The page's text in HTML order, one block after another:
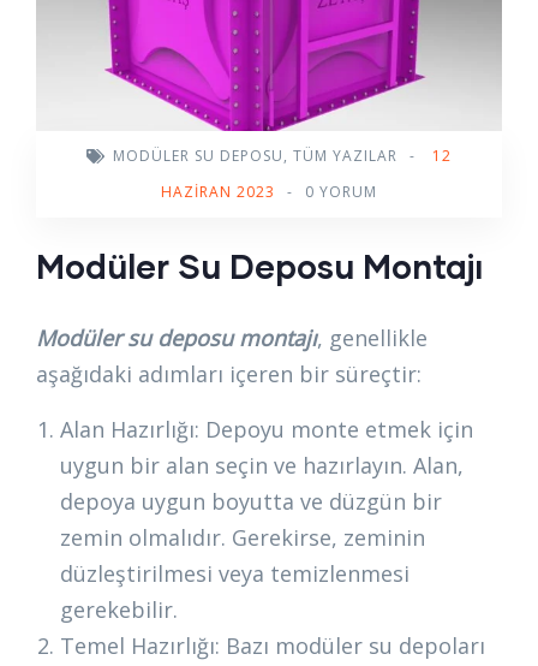
MODÜLER SU DEPOSU, TÜM YAZILAR -
12
HAZIRAN 2023
- 0 YORUM
Modüler Su Deposu Montajı
Modüler su deposu montajı, genellikle
aşağıdaki adımları içeren bir süreçtir:
Alan Hazırlığı: Depoyu monte etmek için
uygun bir alan seçin ve hazırlayın. Alan,
depoya uygun boyutta ve düzgün bir
zemin olmalıdır. Gerekirse, zeminin
düzleştirilmesi veya temizlenmesi
gerekebilir.
Temel Hazırlığı: Bazı modüler su depoları